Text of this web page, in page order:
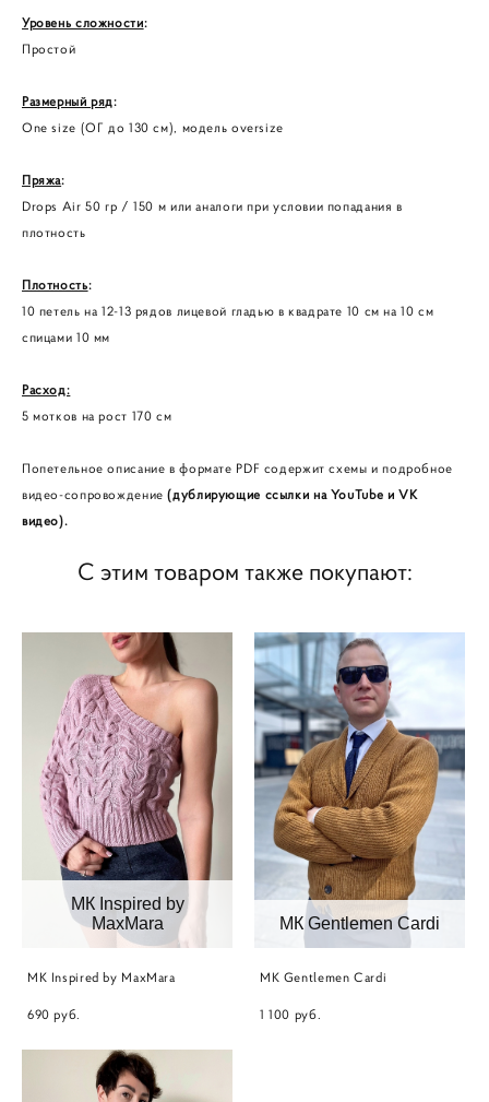
Уровень сложности:
Простой
Размерный ряд:
One size (ОГ до 130 см), модель oversize
Пряжа:
Drops Air 50 гр / 150 м или аналоги при условии попадания в
плотность
Плотность:
10 петель на 12-13 рядов лицевой гладью в квадрате 10 см на 10 см
спицами 10 мм
Расход:
5 мотков на рост 170 см
Попетельное описание в формате PDF содержит схемы и подробное
видео-сопровождение (дублирующие ссылки на YouTube и VK
видео).
С этим товаром также покупают:
МК Inspired by
MaxMara
МК Inspired by MaxMara
690 pуб.
МК Gentlemen Cardi
МК Gentlemen Cardi
1 100 pуб.